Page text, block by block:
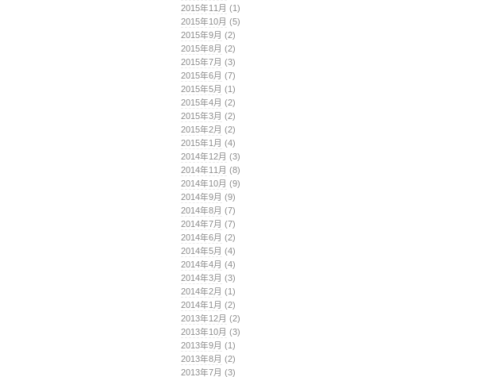
2015年11月 (1)
2015年10月 (5)
2015年9月 (2)
2015年8月 (2)
2015年7月 (3)
2015年6月 (7)
2015年5月 (1)
2015年4月 (2)
2015年3月 (2)
2015年2月 (2)
2015年1月 (4)
2014年12月 (3)
2014年11月 (8)
2014年10月 (9)
2014年9月 (9)
2014年8月 (7)
2014年7月 (7)
2014年6月 (2)
2014年5月 (4)
2014年4月 (4)
2014年3月 (3)
2014年2月 (1)
2014年1月 (2)
2013年12月 (2)
2013年10月 (3)
2013年9月 (1)
2013年8月 (2)
2013年7月 (3)